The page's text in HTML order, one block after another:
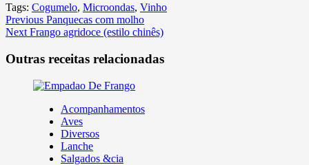
Share
Tags: Cogumelo, Microondas, Vinho
Continue
Reading
Previous Panquecas com molho
Next Frango agridoce (estilo chinês)
Outras receitas relacionadas
Acompanhamentos
Aves
Diversos
Lanche
Salgados &cia